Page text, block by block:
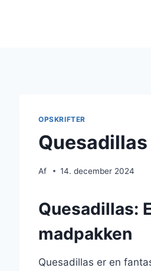
OPSKRIFTER
Af 14. december 2024
Quesadillas:
madpakken
Quesadillas er en